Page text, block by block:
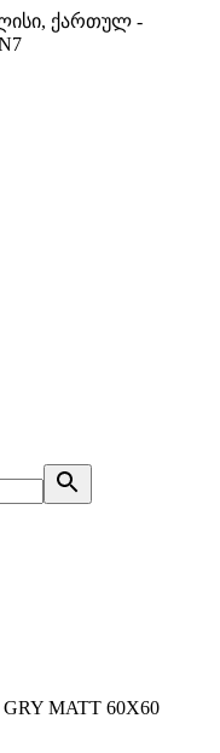
ქართულ -
MATT 60X60